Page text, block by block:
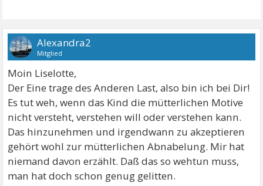
Alexandra2
Mitglied
Moin Liselotte,
Der Eine trage des Anderen Last, also bin ich bei Dir!
Es tut weh, wenn das Kind die mütterlichen Motive
nicht versteht, verstehen will oder verstehen kann.
Das hinzunehmen und irgendwann zu akzeptieren
gehört wohl zur mütterlichen Abnabelung. Mir hat
niemand davon erzählt. Daß das so wehtun muss,
man hat doch schon genug gelitten.